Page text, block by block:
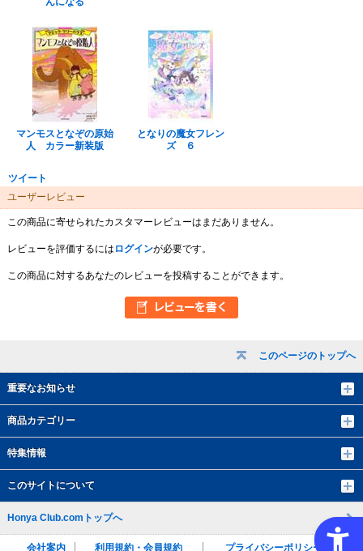
このページのトップへ
重要なお知らせ
商品カテゴリー
特集情報
このサイトについて
マンモスとなぞの原始
人 カラー新装版
となりの魔女フレン
ズ ６
ツイート
ユーザーレビュー
この商品に寄せられたカスタマーレビューはまだありません。
レビューを評価するには ログインが必要です。
この商品に対するあなたのレビューを投稿することができます。
Honya Club.comトップへ
会社案内 利用規約・会員規約 プライバシーポリシー